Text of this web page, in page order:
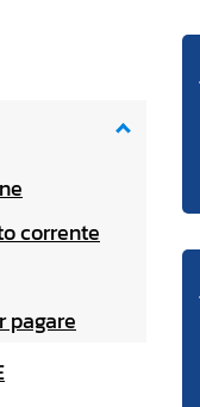
corrente
pagare